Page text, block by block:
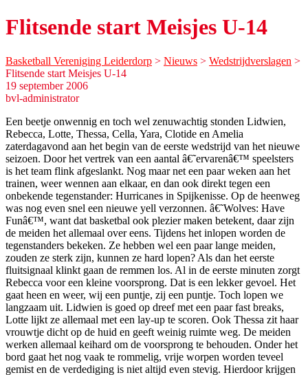
Flitsende start Meisjes U-14
Basketball Vereniging Leiderdorp > Nieuws > Wedstrijdverslagen >
Flitsende start Meisjes U-14
19 september 2006
bvl-administrator
Een beetje onwennig en toch wel zenuwachtig stonden Lidwien,
Rebecca, Lotte, Thessa, Cella, Yara, Clotide en Amelia
zaterdagavond aan het begin van de eerste wedstrijd van het nieuwe
seizoen. Door het vertrek van een aantal â€˜ervarenâ€™ speelsters
is het team flink afgeslankt. Nog maar net een paar weken aan het
trainen, weer wennen aan elkaar, en dan ook direkt tegen een
onbekende tegenstander: Hurricanes in Spijkenisse. Op de heenweg
was nog even snel een nieuwe yell verzonnen. â€˜Wolves: Have
Funâ€™, want dat basketbal ook plezier maken betekent, daar zijn
de meiden het allemaal over eens. Tijdens het inlopen worden de
tegenstanders bekeken. Ze hebben wel een paar lange meiden,
zouden ze sterk zijn, kunnen ze hard lopen? Als dan het eerste
fluitsignaal klinkt gaan de remmen los. Al in de eerste minuten zorgt
Rebecca voor een kleine voorsprong. Dat is een lekker gevoel. Het
gaat heen en weer, wij een puntje, zij een puntje. Toch lopen we
langzaam uit. Lidwien is goed op dreef met een paar fast breaks,
Lotte lijkt ze allemaal met een lay-up te scoren. Ook Thessa zit haar
vrouwtje dicht op de huid en geeft weinig ruimte weg. De meiden
werken allemaal keihard om de voorsprong te behouden. Onder het
bord gaat het nog vaak te rommelig, vrije worpen worden teveel
gemist en de verdediging is niet altijd even stevig. Hierdoor krijgen